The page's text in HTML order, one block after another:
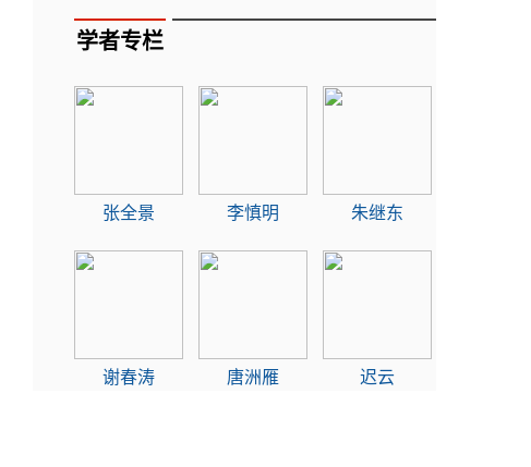
学者专栏
张全景 李慎明 朱继东
谢春涛 唐洲雁 迟云